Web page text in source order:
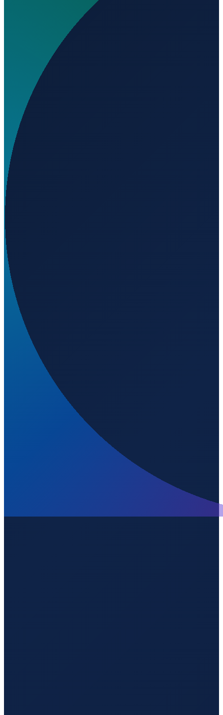
Wo liegt Aeródromo de Guadalix de la SIerra?
Auf welcher Höhe liegt Aeródromo de Guadalix de la
SIerra?
Wird geladen...
40.78483
Barcelona
Shenzhen